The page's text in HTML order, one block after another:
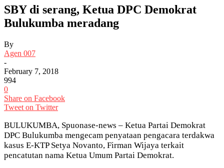
SBY di serang, Ketua DPC Demokrat
Bulukumba meradang
By
Agen 007
-
February 7, 2018
994
0
Share on Facebook
Tweet on Twitter
BULUKUMBA, Spuonase-news – Ketua Partai Demokrat
DPC Bulukumba mengecam penyataan pengacara terdakwa
kasus E-KTP Setya Novanto, Firman Wijaya terkait
pencatutan nama Ketua Umum Partai Demokrat.